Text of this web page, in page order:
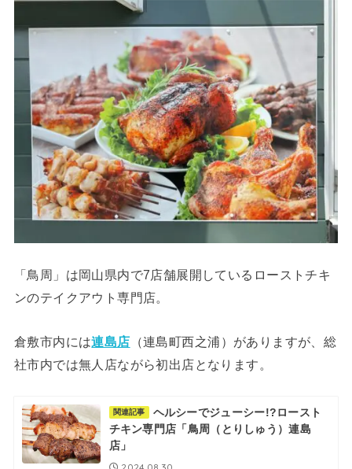
「鳥周」は岡山県内で7店舗展開しているローストチキ
ンのテイクアウト専門店。
倉敷市内には連島店 （連島町西之浦）がありますが、総
社市内では無人店ながら初出店となります。
関連記事
ヘルシーでジューシー!?ロースト
チキン専門店「鳥周（とりしゅう）連島
店」